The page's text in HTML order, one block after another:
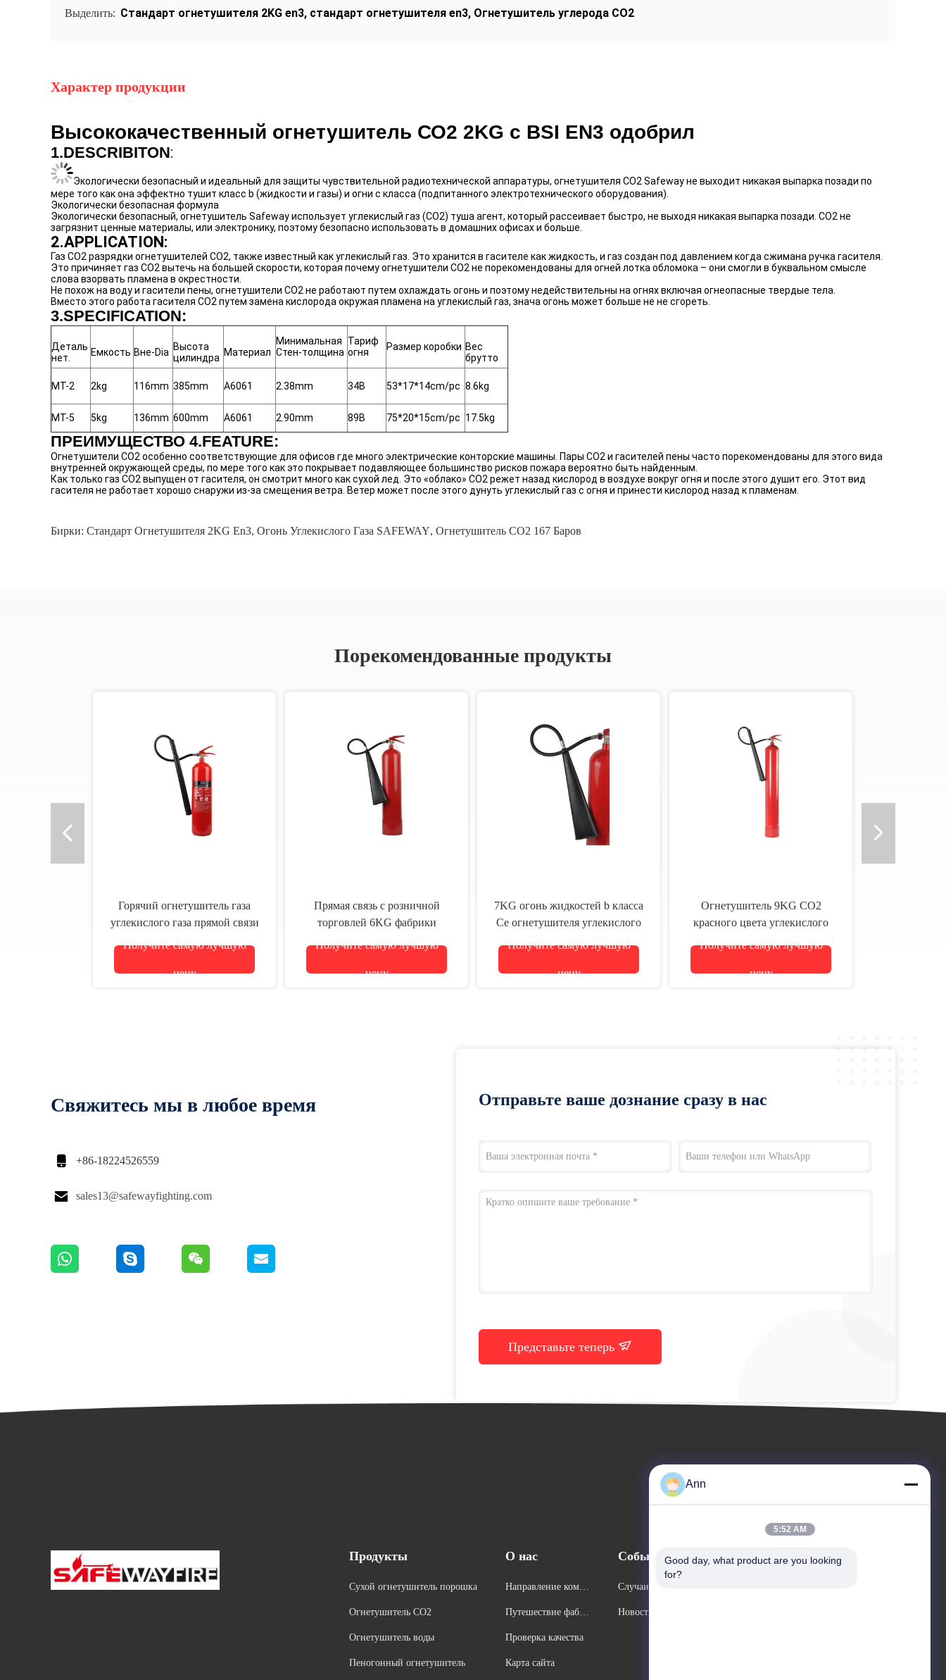
Выделить: Стандарт огнетушителя 2KG en3, стандарт огнетушителя en3, Огнетушитель углерода СО2
Характер продукции
Высококачественный огнетушитель СО2 2KG с BSI EN3 одобрил
1.DESCRIBITON:
Экологически безопасный и идеальный для защиты чувствительной радиотехнической аппаратуры, огнетушителя СО2 Safeway не выходит никакая выпарка позади по
мере того как она эффектно тушит класс b (жидкости и газы) и огни c класса (подпитанного электротехнического оборудования).
Экологически безопасная формула
Экологически безопасный, огнетушитель Safeway использует углекислый газ (СО2) туша агент, который рассеивает быстро, не выходя никакая выпарка позади. СО2 не
загрязнит ценные материалы, или электронику, поэтому безопасно использовать в домашних офисах и больше.
2.APPLICATION:
Газ СО2 разрядки огнетушителей СО2, также известный как углекислый газ. Это хранится в гасителе как жидкость, и газ создан под давлением когда сжимана ручка гасителя.
Это причиняет газ СО2 вытечь на большей скорости, которая почему огнетушители СО2 не порекомендованы для огней лотка обломока – они смогли в буквальном смысле
слова взорвать пламена в окрестности.
Не похож на воду и гасители пены, огнетушители СО2 не работают путем охлаждать огонь и поэтому недействительны на огнях включая огнеопасные твердые тела.
Вместо этого работа гасителя СО2 путем замена кислорода окружая пламена на углекислый газ, знача огонь может больше не не сгореть.
3.SPECIFICATION:
Деталь
нет.
Емкость Вне-Dia Высота
цилиндра Материал
Минимальная
Стен-толщина
Тариф
огня
Размер коробки Вес
брутто
MT-2 2kg 116mm 385mm A6061 2.38mm 34B 53*17*14cm/pc 8.6kg
MT-5 5kg 136mm 600mm A6061 2.90mm 89B 75*20*15cm/pc 17.5kg
ПРЕИМУЩЕСТВО 4.FEATURE:
Огнетушители СО2 особенно соответствующие для офисов где много электрические конторские машины. Пары СО2 и гасителей пены часто порекомендованы для этого вида
внутренней окружающей среды, по мере того как это покрывает подавляющее большинство рисков пожара вероятно быть найденным.
Как только газ СО2 выпущен от гасителя, он смотрит много как сухой лед. Это «облако» СО2 режет назад кислород в воздухе вокруг огня и после этого душит его. Этот вид
гасителя не работает хорошо снаружи из-за смещения ветра. Ветер может после этого дунуть углекислый газ с огня и принести кислород назад к пламенам.
Бирки: Стандарт Огнетушителя 2KG En3, Огонь Углекислого Газа SAFEWAY, Огнетушитель СО2 167 Баров
Порекомендованные продукты
Горячий огнетушитель газа
углекислого газа прямой связи
продажи
Получите самую лучшую
цену
Прямая связь с розничной
торговлей 6KG фабрики
огнетушителя СО2 легкого для
Получите самую лучшую
цену
7KG огонь жидкостей b класса
Ce огнетушителя углекислого
Получите самую лучшую
цену
Огнетушитель 9KG СО2
красного цвета углекислого
Получите самую лучшую
цену
Свяжитесь мы в любое время
 +86-18224526559
 sales13@safewayfighting.com
Отправьте ваше дознание сразу в нас
Представьте теперь
Продукты
Сухой огнетушитель порошка
Огнетушитель СО2
Огнетушитель воды
Пеногонный огнетушитель
О нас
Направление компа
Путешествие фабри
Проверка качества
Карта сайта
События
Случаи
Новости
Спросите цитату
Ann
5:52 AM
Good day, what product are you looking
for?